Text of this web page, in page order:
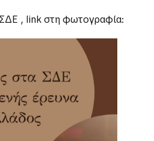
ΣΔΕ , link στη φωτογραφία: